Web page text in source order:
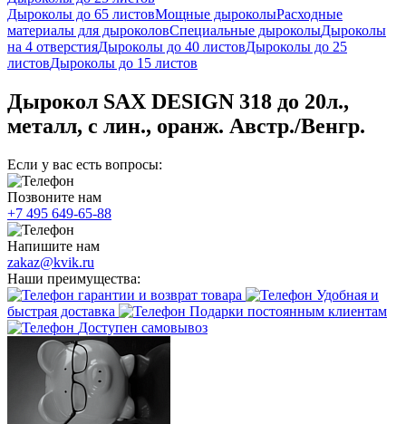
Дыроколы до 65 листовМощные дыроколыРасходные
материалы для дыроколовСпециальные дыроколыДыроколы
на 4 отверстияДыроколы до 40 листовДыроколы до 25
листовДыроколы до 15 листов
Дырокол SAX DESIGN 318 до 20л.,
металл, с лин., оранж. Австр./Венгр.
Если у вас есть вопросы:
Позвоните нам
+7 495 649-65-88
Напишите нам
zakaz@kvik.ru
Наши преимущества:
гарантии и возврат товара
Удобная и
быстрая доставка
Подарки постоянным клиентам
Доступен самовывоз